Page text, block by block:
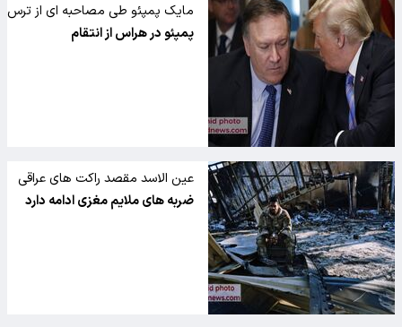
مایک پمپئو طی مصاحبه ای از ترس
شدیدش از انتقام میگوید
پمپئو در هراس از انتقام
عین الاسد مقصد راکت های عراقی
ضربه های ملایم مغزی ادامه دارد